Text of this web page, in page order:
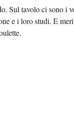
Sul tavolo ci sono i
e i loro studi. E